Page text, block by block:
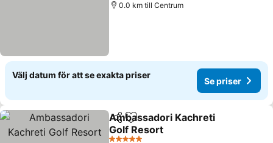
0.0 km till Centrum
Välj datum för att se exakta priser
Se priser
Dela Lägg till i Mina Favoriter
Ambassadori Kachreti
Golf Resort